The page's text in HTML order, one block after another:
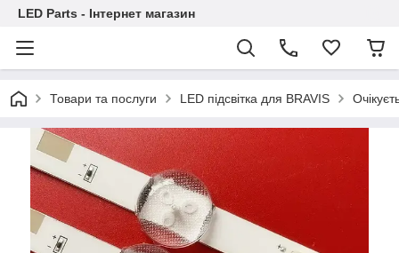
LED Parts - Інтернет магазин
Товари та послуги LED підсвітка для BRAVIS